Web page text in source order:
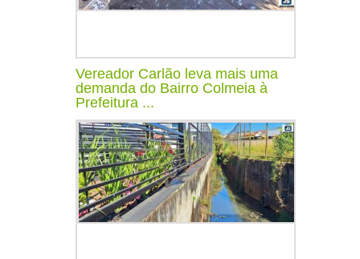
Vereador Carlão leva mais uma
demanda do Bairro Colmeia à
Prefeitura ...